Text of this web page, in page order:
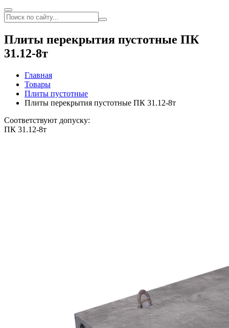
Плиты перекрытия пустотные ПК
31.12-8т
Главная
Товары
Плиты пустотные
Плиты перекрытия пустотные ПК 31.12-8т
Соответствуют допуску:
ПК 31.12-8т